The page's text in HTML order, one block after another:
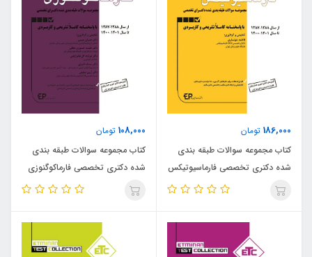
186,000 تومان
کتاب مجموعه سوالات طبقه‌ بندی
شده دکتری تخصصی فارماسیوتیکس
(نشر اطمینان راد)
108,000 تومان
کتاب مجموعه سوالات طبقه بندی
شده دکتری تخصصی فارماکوگنوزی
(نشر اطمینان راد)